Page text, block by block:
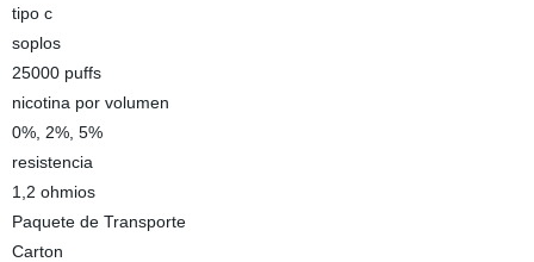
tipo c
soplos
25000 puffs
nicotina por volumen
0%, 2%, 5%
resistencia
1,2 ohmios
Paquete de Transporte
Carton